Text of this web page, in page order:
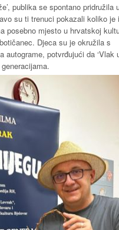
publika se spontano pridružila
su ti trenuci pokazali koliko je i
posebno mjesto u hrvatskoj
Djeca su je okružila s
potvrđujući da ‘Vlak